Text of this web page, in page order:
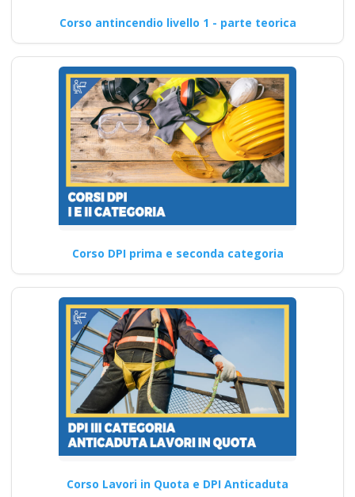
Corso antincendio livello 1 - parte teorica
Corso DPI prima e seconda categoria
Corso Lavori in Quota e DPI Anticaduta